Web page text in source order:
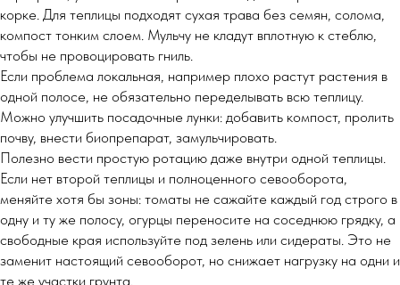
корке. Для теплицы подходят сухая трава без семян, солома,
компост тонким слоем. Мульчу не кладут вплотную к стеблю,
чтобы не провоцировать гниль.
Если проблема локальная, например плохо растут растения в
одной полосе, не обязательно переделывать всю теплицу.
Можно улучшить посадочные лунки: добавить компост, пролить
почву, внести биопрепарат, замульчировать.
Полезно вести простую ротацию даже внутри одной теплицы.
Если нет второй теплицы и полноценного севооборота,
меняйте хотя бы зоны: томаты не сажайте каждый год строго в
одну и ту же полосу, огурцы переносите на соседнюю грядку, а
свободные края используйте под зелень или сидераты. Это не
заменит настоящий севооборот, но снижает нагрузку на одни и
те же участки грунта.